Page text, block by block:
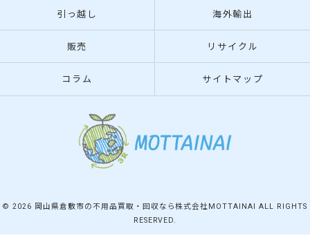
引っ越し 海外輸出
販売 リサイクル
コラム サイトマップ
© 2026 岡山県倉敷市の不用品買取・回収なら株式会社MOTTAINAI ALL RIGHTS
RESERVED.